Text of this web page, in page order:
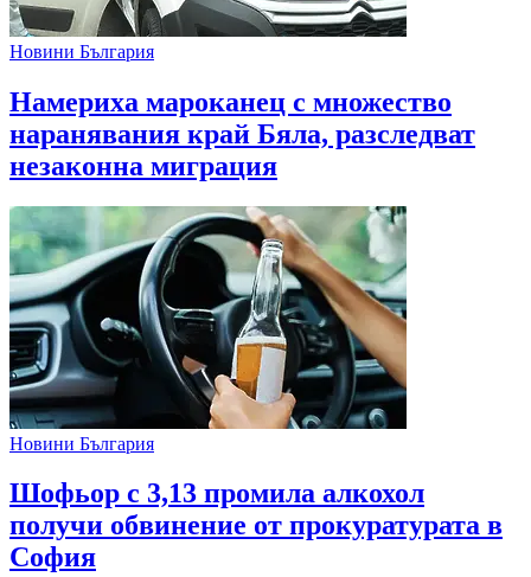
Новини България
Намериха мароканец с множество
наранявания край Бяла, разследват
незаконна миграция
Новини България
Шофьор с 3,13 промила алкохол
получи обвинение от прокуратурата в
София